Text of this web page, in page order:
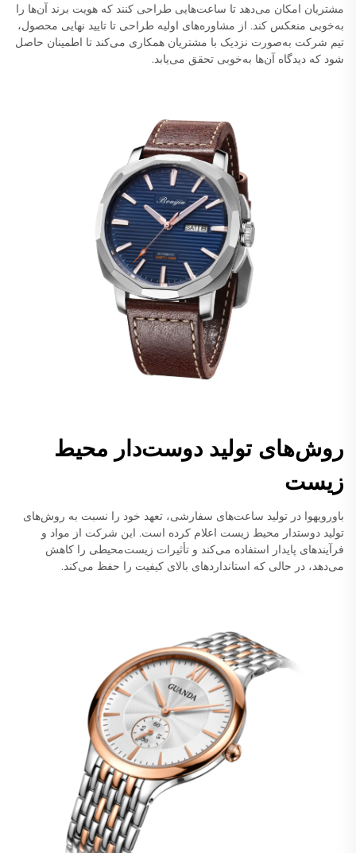
مشتریان امکان می‌دهد تا ساعت‌هایی طراحی کنند که هویت برند آن‌ها را
به‌خوبی منعکس کند. از مشاوره‌های اولیه طراحی تا تایید نهایی محصول،
تیم شرکت به‌صورت نزدیک با مشتریان همکاری می‌کند تا اطمینان حاصل
شود که دیدگاه آن‌ها به‌خوبی تحقق می‌یابد.
روش‌های تولید دوست‌دار محیط
زیست
باورویهوا در تولید ساعت‌های سفارشی، تعهد خود را نسبت به روش‌های
تولید دوستدار محیط زیست اعلام کرده است. این شرکت از مواد و
فرآیندهای پایدار استفاده می‌کند و تأثیرات زیست‌محیطی را کاهش
می‌دهد، در حالی که استانداردهای بالای کیفیت را حفظ می‌کند.